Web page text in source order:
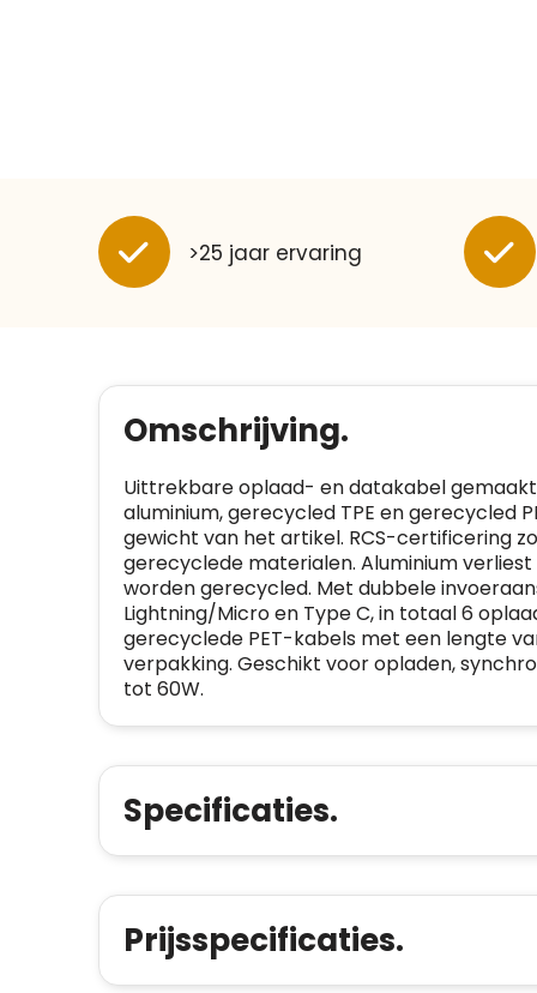
>25 jaar ervaring
Omschrijving.
Uittrekbare oplaad- en datakabel
aluminium, gerecycled TPE en gerecycled
gewicht van het artikel. RCS-certificering
gerecyclede materialen. Aluminium
worden gerecycled. Met dubbele
Lightning/Micro en Type C, in totaal 6
gerecyclede PET-kabels met een lengte
verpakking. Geschikt voor opladen,
tot 60W.
Specificaties.
Prijsspecificaties.